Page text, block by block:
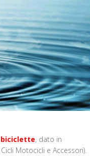
, dato in
Motocicli e Accessori).